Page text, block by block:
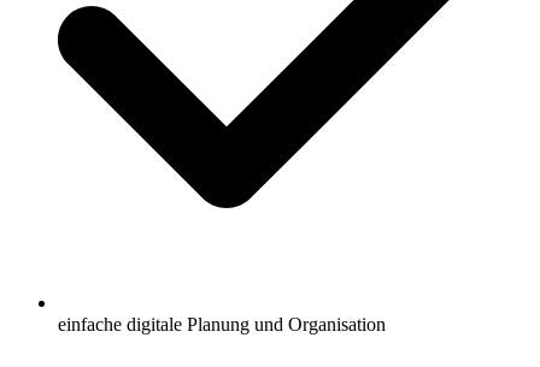
einfache digitale Planung und Organisation